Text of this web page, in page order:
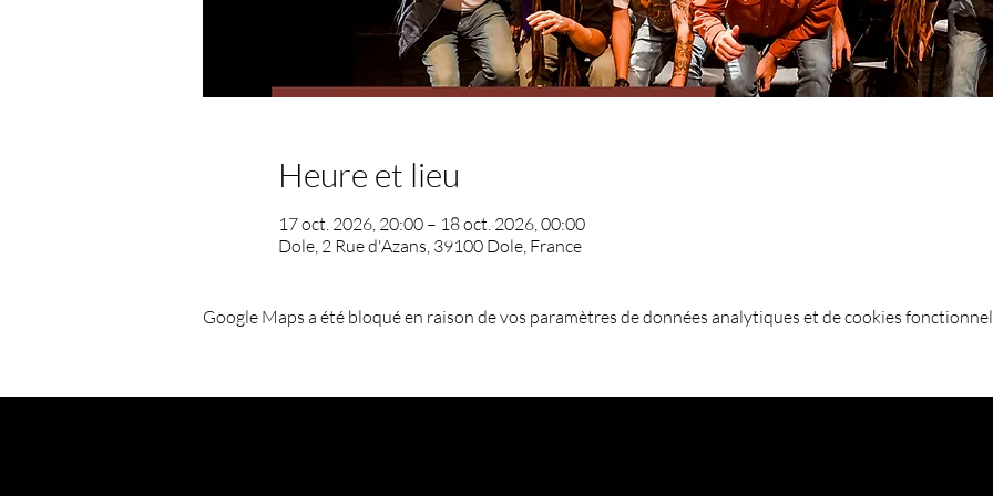
Heure et lieu
17 oct. 2026, 20:00 – 18 oct. 2026, 00:00
Dole, 2 Rue d'Azans, 39100 Dole, France
Google Maps a été bloqué en raison de vos paramètres de données analytiques et de cookies